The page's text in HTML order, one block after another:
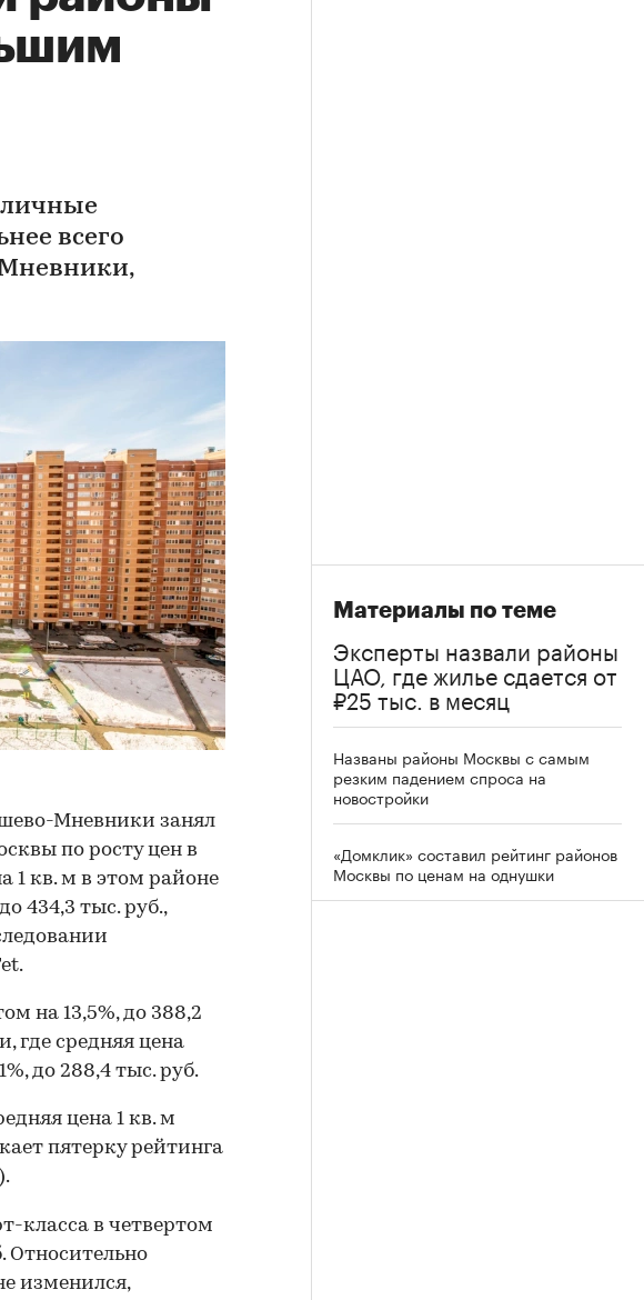
всего
Мневники занял
по росту цен в
1 кв. м в этом районе
434,3 тыс. руб.,
на 13,5%, до 388,2
где средняя цена
до 288,4 тыс. руб.
цена 1 кв. м
пятерку рейтинга
класса в четвертом
Относительно
изменился,
Материалы по теме
Эксперты назвали районы
ЦАО, где жилье сдается от
₽25 тыс. в месяц
Названы районы Москвы с самым
резким падением спроса на
новостройки
«Домклик» составил рейтинг районов
Москвы по ценам на однушки